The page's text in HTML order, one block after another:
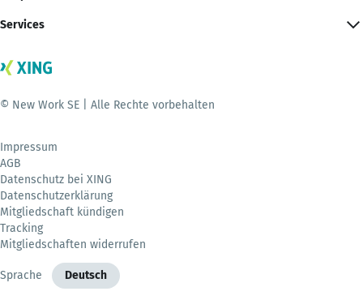
Services
© New Work SE | Alle Rechte vorbehalten
Impressum
AGB
Datenschutz bei XING
Datenschutzerklärung
Mitgliedschaft kündigen
Tracking
Mitgliedschaften widerrufen
Sprache Deutsch